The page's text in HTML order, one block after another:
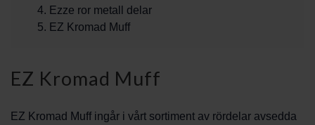
Ezze ror metall delar
EZ Kromad Muff
EZ Kromad Muff
EZ Kromad Muff ingår i vårt sortiment av rördelar avsedda